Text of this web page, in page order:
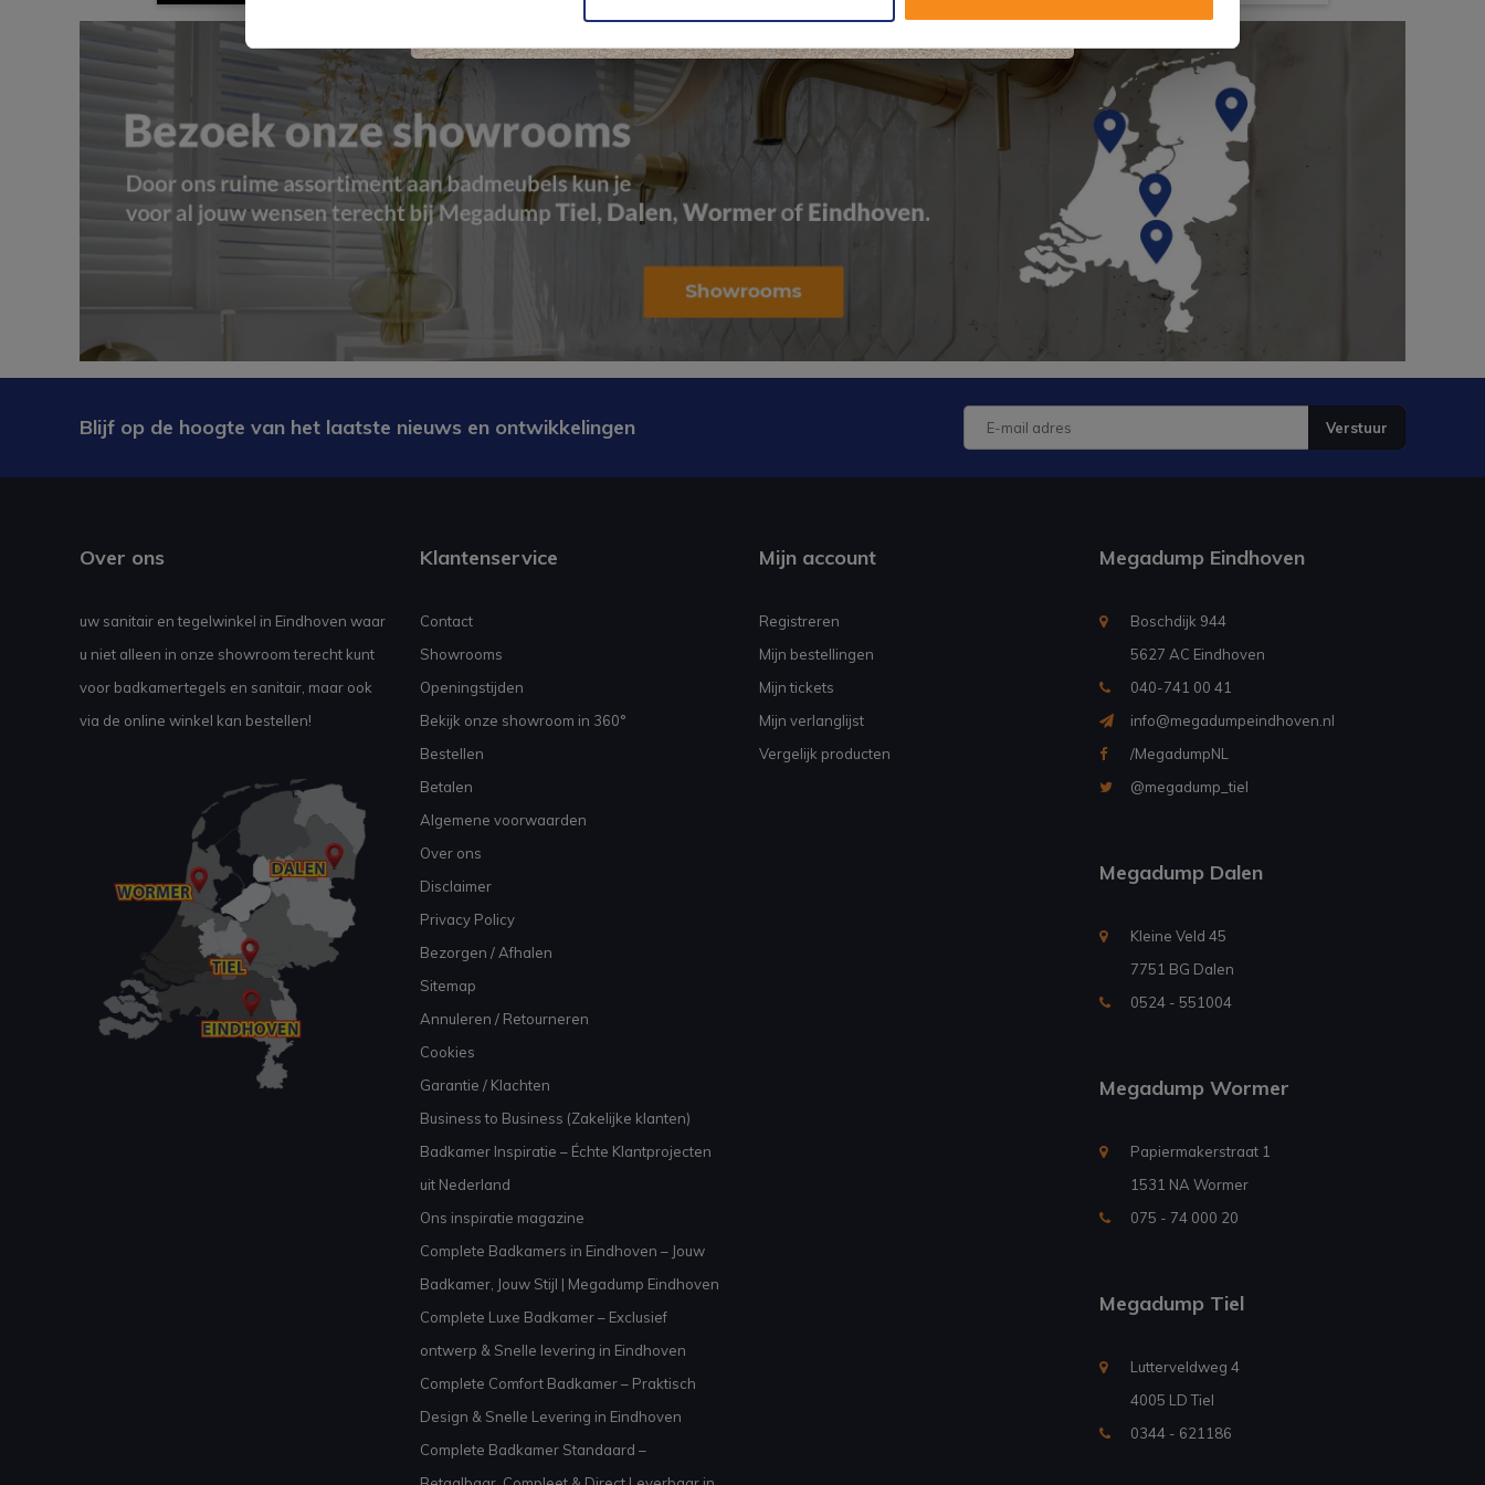
Blijf op de hoogte van het laatste nieuws en ontwikkelingen Verstuur
Over ons
uw sanitair en tegelwinkel in Eindhoven waar
u niet alleen in onze showroom terecht kunt
voor badkamertegels en sanitair, maar ook
via de online winkel kan bestellen!
Klantenservice
Contact
Showrooms
Openingstijden
Bekijk onze showroom in 360°
Bestellen
Betalen
Algemene voorwaarden
Over ons
Disclaimer
Privacy Policy
Bezorgen / Afhalen
Sitemap
Annuleren / Retourneren
Cookies
Garantie / Klachten
Business to Business (Zakelijke klanten)
Badkamer Inspiratie – Échte Klantprojecten
uit Nederland
Ons inspiratie magazine
Complete Badkamers in Eindhoven – Jouw
Badkamer, Jouw Stijl | Megadump Eindhoven
Complete Luxe Badkamer – Exclusief
ontwerp & Snelle levering in Eindhoven
Complete Comfort Badkamer – Praktisch
Design & Snelle Levering in Eindhoven
Complete Badkamer Standaard –
Mijn account
Registreren
Mijn bestellingen
Mijn tickets
Mijn verlanglijst
Vergelijk producten
Megadump Eindhoven
Boschdijk 944
5627 AC Eindhoven
040-741 00 41
info@megadumpeindhoven.nl
/MegadumpNL
@megadump_tiel
Megadump Dalen
Kleine Veld 45
7751 BG Dalen
0524 - 551004
Megadump Wormer
Papiermakerstraat 1
1531 NA Wormer
075 - 74 000 20
Megadump Tiel
Lutterveldweg 4
4005 LD Tiel
0344 - 621186